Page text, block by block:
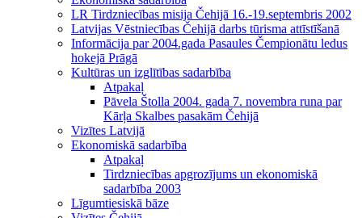
LR Tirdzniecības misija Čehijā 16.-19.septembris 2002
Latvijas Vēstniecības Čehijā darbs tūrisma attīstīšanā
Informācija par 2004.gada Pasaules Čempionātu ledus
hokejā Prāgā
Kultūras un izglītības sadarbība
Atpakaļ
Pāvela Štolla 2004. gada 7. novembra runa par
Kārļa Skalbes pasakām Čehijā
Vizītes Latvijā
Ekonomiskā sadarbība
Atpakaļ
Tirdzniecības apgrozījums un ekonomiskā
sadarbība 2003
Līgumtiesiskā bāze